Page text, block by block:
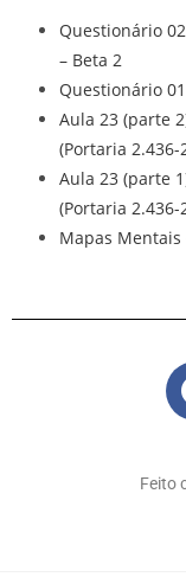
Questionário
– Beta 2
Questionário
Aula 23 (parte
(Portaria 2.436-
Aula 23 (parte
(Portaria 2.436-
Mapas
Feito